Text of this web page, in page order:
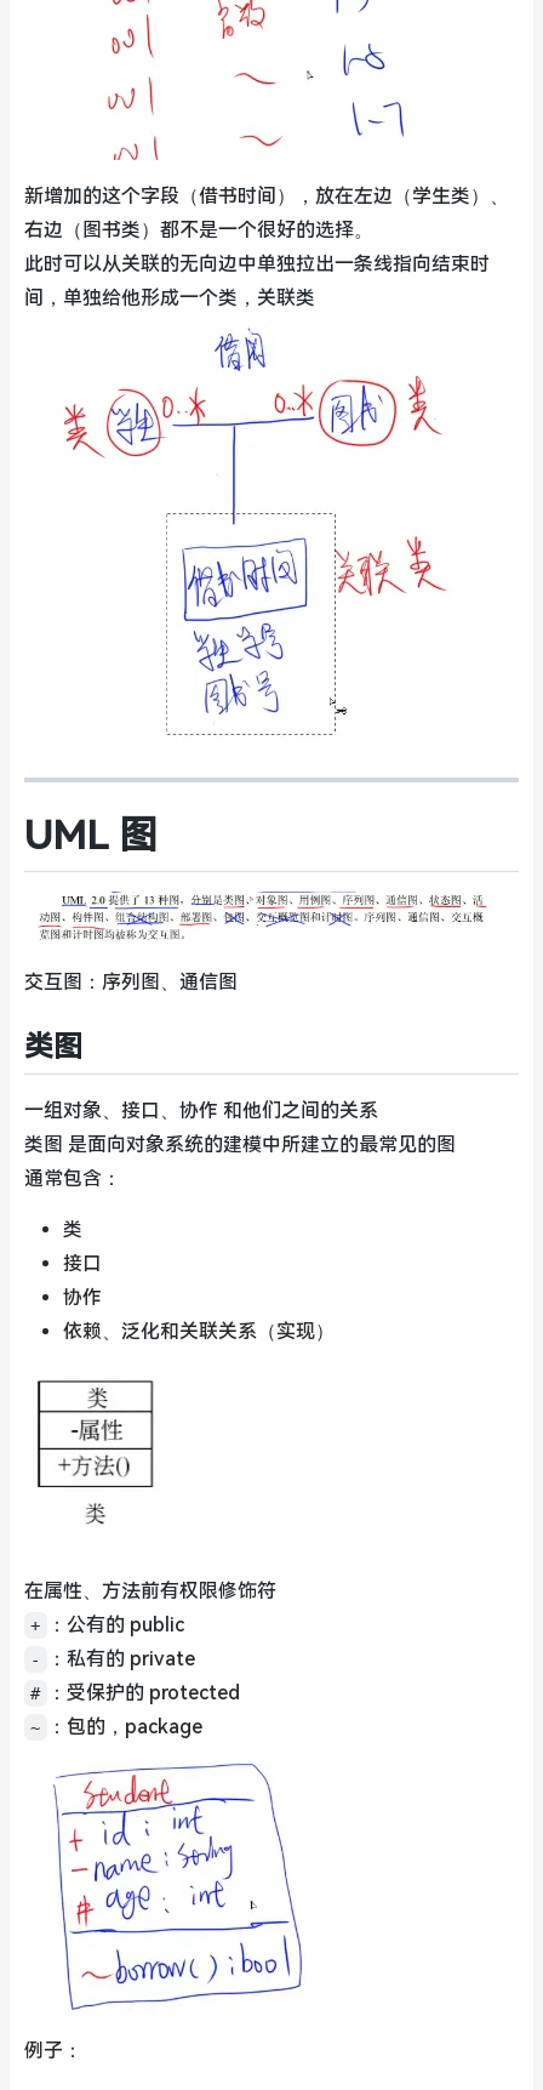
新增加的这个字段（借书时间），放在左边（学生类）、
右边（图书类）都不是一个很好的选择。
此时可以从关联的无向边中单独拉出一条线指向结束时
间，单独给他形成一个类，关联类
UML 图
交互图：序列图、通信图
类图
一组对象、接口、协作 和他们之间的关系
类图 是面向对象系统的建模中所建立的最常见的图
通常包含：
类
接口
协作
依赖、泛化和关联关系（实现）
在属性、方法前有权限修饰符
+ ：公有的 public
- ：私有的 private
# ：受保护的 protected
~ ：包的，package
例子：